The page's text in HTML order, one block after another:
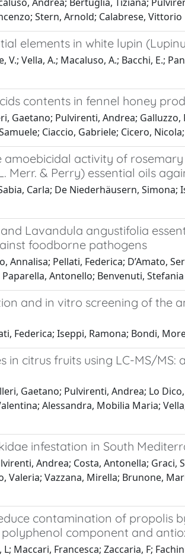
Stern, Arnold; Calabrese, Vittorio
elements in white lupin
V.; Vella, A.; Macaluso, A.; Bacchi, E.;
contents in fennel honey
Gaetano; Pulvirenti, Andrea;
Ciaccio, Gabriele; Cicero,
activity of
Merr. & Perry) essential oils
Carla; De Niederhäusern,
Lavandula angustifolia
foodborne pathogens
Annalisa; Pellati, Federica; D’Amato,
Antonello; Benvenuti, Stefania
and in vitro screening of the
Federica; Iseppi, Ramona; Bondi,
in citrus fruits using LC-MS/
Gaetano; Pulvirenti, Andrea; Lo
Alessandra, Mobilia Maria;
infestation in South
Andrea; Costa, Antonella; Graci,
Valeria; Vazzana, Mirella; Brunone,
contamination of propolis
component and
Maccari, Francesca; Zaccaria, F;